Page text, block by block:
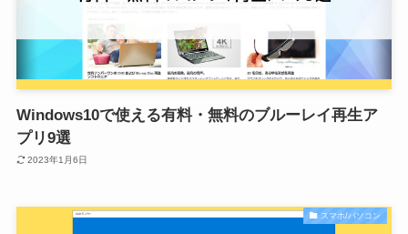
Windows10で使える有料・無料のブルーレイ再生ア
プリ9選
2023年1月6日
スマホ/パソコン